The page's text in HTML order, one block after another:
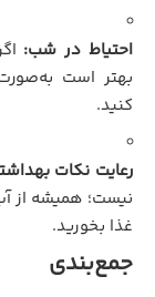
احتیاط در شب:
بهتر است
کنید.
رعایت نکات
نیست؛ همیشه از
غذا بخورید.
جمع‌بندی